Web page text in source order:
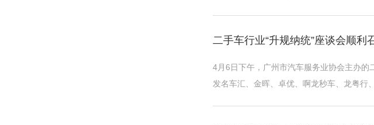
二手车行业“升规纳统”座谈会顺利
4月6日下午，广州市汽车服务业协会主办的
发名车汇、金晖、卓优、啊龙秒车、龙粤行